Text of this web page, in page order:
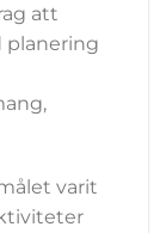
att
planering
varit